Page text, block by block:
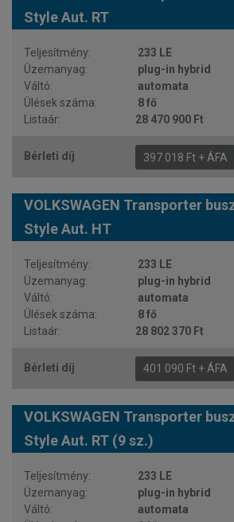
Style Aut. RT
233 LE
plug-in hybrid
automata
8 fő
28 470 900 Ft
397 018 Ft + ÁFA
VOLKSWAGEN Transporter
Style Aut. HT
233 LE
plug-in hybrid
automata
8 fő
28 802 370 Ft
401 090 Ft + ÁFA
VOLKSWAGEN Transporter
Style Aut. RT (9 sz.)
233 LE
plug-in hybrid
automata